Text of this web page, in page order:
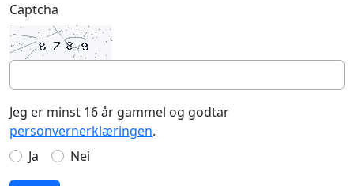
Captcha
Jeg er minst 16 år gammel og godtar
personvernerklæringen.
Ja
Nei